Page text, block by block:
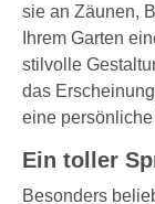
sie an Zäunen,
Ihrem Garten
stilvolle
das
eine
Ein toller
Besonders